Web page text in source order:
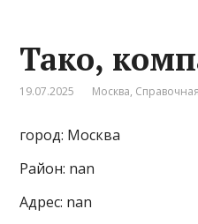
Тако,
19.07.2025 Москва, Справочная
город: Москва
Район: nan
Адрес: nan